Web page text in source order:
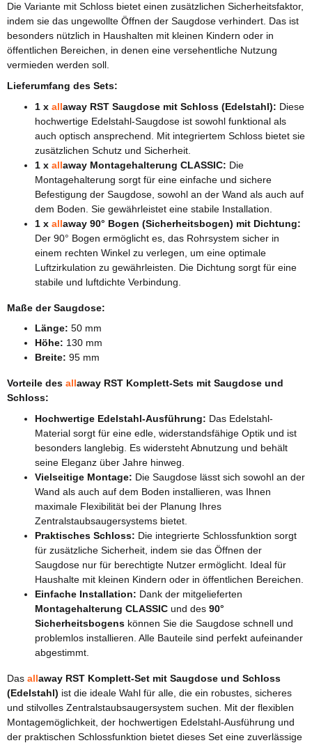
Die Variante mit Schloss bietet einen zusätzlichen Sicherheitsfaktor,
indem sie das ungewollte Öffnen der Saugdose verhindert. Das ist
besonders nützlich in Haushalten mit kleinen Kindern oder in
öffentlichen Bereichen, in denen eine versehentliche Nutzung
vermieden werden soll.
Lieferumfang des Sets:
1 x allaway RST Saugdose mit Schloss (Edelstahl): Diese
hochwertige Edelstahl-Saugdose ist sowohl funktional als
auch optisch ansprechend. Mit integriertem Schloss bietet sie
zusätzlichen Schutz und Sicherheit.
1 x allaway Montagehalterung CLASSIC: Die
Montagehalterung sorgt für eine einfache und sichere
Befestigung der Saugdose, sowohl an der Wand als auch auf
dem Boden. Sie gewährleistet eine stabile Installation.
1 x allaway 90° Bogen (Sicherheitsbogen) mit Dichtung:
Der 90° Bogen ermöglicht es, das Rohrsystem sicher in
einem rechten Winkel zu verlegen, um eine optimale
Luftzirkulation zu gewährleisten. Die Dichtung sorgt für eine
stabile und luftdichte Verbindung.
Maße der Saugdose:
Länge: 50 mm
Höhe: 130 mm
Breite: 95 mm
Vorteile des allaway RST Komplett-Sets mit Saugdose und
Schloss:
Hochwertige Edelstahl-Ausführung: Das Edelstahl-
Material sorgt für eine edle, widerstandsfähige Optik und ist
besonders langlebig. Es widersteht Abnutzung und behält
seine Eleganz über Jahre hinweg.
Vielseitige Montage: Die Saugdose lässt sich sowohl an der
Wand als auch auf dem Boden installieren, was Ihnen
maximale Flexibilität bei der Planung Ihres
Zentralstaubsaugersystems bietet.
Praktisches Schloss: Die integrierte Schlossfunktion sorgt
für zusätzliche Sicherheit, indem sie das Öffnen der
Saugdose nur für berechtigte Nutzer ermöglicht. Ideal für
Haushalte mit kleinen Kindern oder in öffentlichen Bereichen.
Einfache Installation: Dank der mitgelieferten
Montagehalterung CLASSIC und des 90°
Sicherheitsbogens können Sie die Saugdose schnell und
problemlos installieren. Alle Bauteile sind perfekt aufeinander
abgestimmt.
Das allaway RST Komplett-Set mit Saugdose und Schloss
(Edelstahl) ist die ideale Wahl für alle, die ein robustes, sicheres
und stilvolles Zentralstaubsaugersystem suchen. Mit der flexiblen
Montagemöglichkeit, der hochwertigen Edelstahl-Ausführung und
der praktischen Schlossfunktion bietet dieses Set eine zuverlässige